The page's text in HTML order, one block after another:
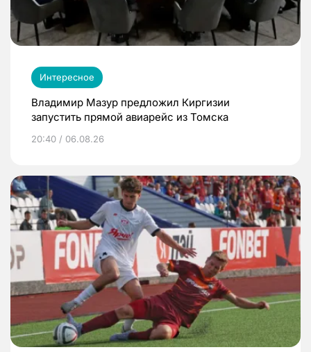
Интересное
Владимир Мазур предложил Киргизии
запустить прямой авиарейс из Томска
20:40 / 06.08.26